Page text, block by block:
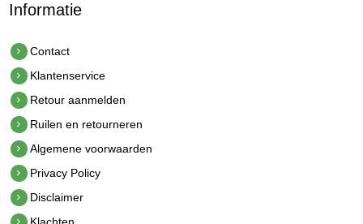
Informatie
Contact
Klantenservice
Retour aanmelden
Ruilen en retourneren
Algemene voorwaarden
Privacy Policy
Disclaimer